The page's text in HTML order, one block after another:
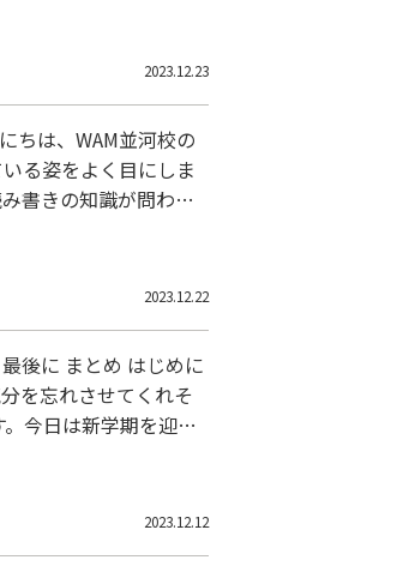
2023.12.23
る姿をよく目にしま
書きの知識が問われ
2023.12.22
を忘れさせてくれそ
今日は新学期を迎え
2023.12.12